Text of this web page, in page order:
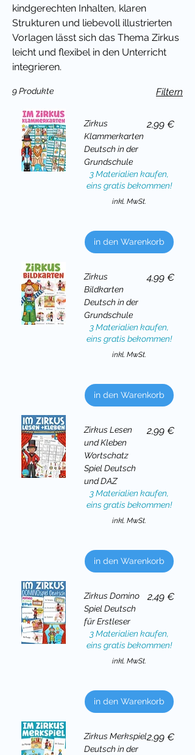
kindgerechten Inhalten, klaren
Strukturen und liebevoll illustrierten
Vorlagen lässt sich das Thema Zirkus
leicht und flexibel in den Unterricht
integrieren.
9 Produkte Filtern
Zirkus
Klammerkarten
Deutsch in der
Grundschule
Preis
2,99 €
3 Materialien kaufen,
eins gratis bekommen!
inkl. MwSt.
in den Warenkorb
Zirkus
Bildkarten
Deutsch in der
Grundschule
Preis
4,99 €
3 Materialien kaufen,
eins gratis bekommen!
inkl. MwSt.
in den Warenkorb
Zirkus Lesen
und Kleben
Wortschatz
Spiel Deutsch
und DAZ
Preis
2,99 €
3 Materialien kaufen,
eins gratis bekommen!
inkl. MwSt.
in den Warenkorb
Zirkus Domino
Spiel Deutsch
für Erstleser
Preis
2,49 €
3 Materialien kaufen,
eins gratis bekommen!
inkl. MwSt.
in den Warenkorb
Zirkus Merkspiel
Deutsch in der
Preis
2,99 €